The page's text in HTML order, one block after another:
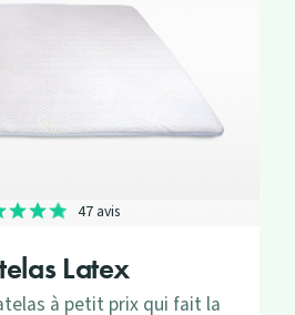
Latex
à petit prix qui fait la
47 avis